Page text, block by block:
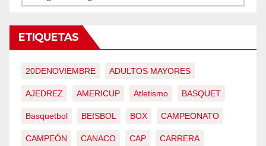
ETIQUETAS
20DENOVIEMBRE ADULTOS MAYORES
AJEDREZ AMERICUP Atletismo BASQUET
Basquetbol BEISBOL BOX CAMPEONATO
CAMPEÓN CANACO CAP CARRERA